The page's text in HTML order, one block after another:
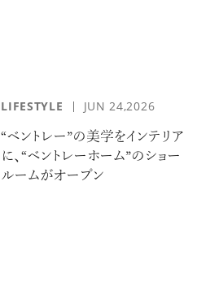
LIFESTYLE JUN 24,2026
“ベントレー”の美学をインテリア
に、“ベントレーホーム”のショー
ルームがオープン